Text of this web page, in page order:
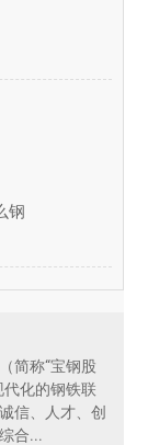
钢
简称“宝钢股
代化的钢铁联
信、人才、创
合...